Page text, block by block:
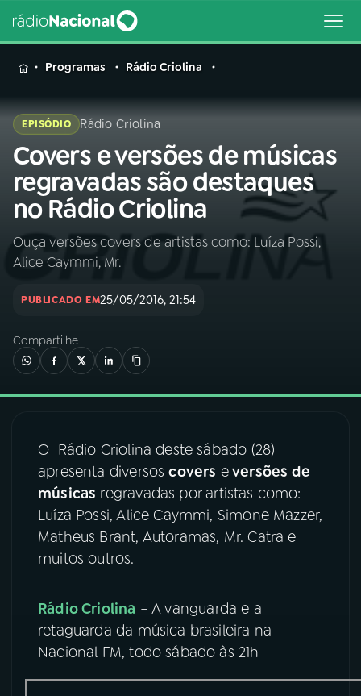
MENU
Buscar
na
Rádio
Nacional
Buscar
AO VIVO
INÍCIO
02A RÁDIO
03PROGRAMAÇÃO
04PROGRAMAS
PODCASTS
06VIDEOCASTS
07ÚLTIMAS
Programas Rádio Criolina
EPISÓDIO Rádio Criolina
Covers e versões de músicas
regravadas são destaques
no Rádio Criolina
Ouça versões covers de artistas como: Luíza Possi,
Alice Caymmi, Mr.
PUBLICADO EM25/05/2016, 21:54
Compartilhe
O Rádio Criolina deste sábado (28)
apresenta diversoscovers eversões de
músicas regravadas por artistas como:
Luíza Possi, Alice Caymmi, Simone Mazzer,
Matheus Brant, Autoramas, Mr. Catra e
muitos outros.
Rádio Criolina – A vanguarda e a
retaguarda da música brasileira na
Nacional FM, todo sábado às 21h